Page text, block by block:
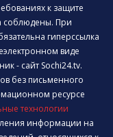
к защите
соблюдены. При
гиперссылка
виде
- сайт Sochi24.tv.
без письменного
ресурсе
технологии
информации на